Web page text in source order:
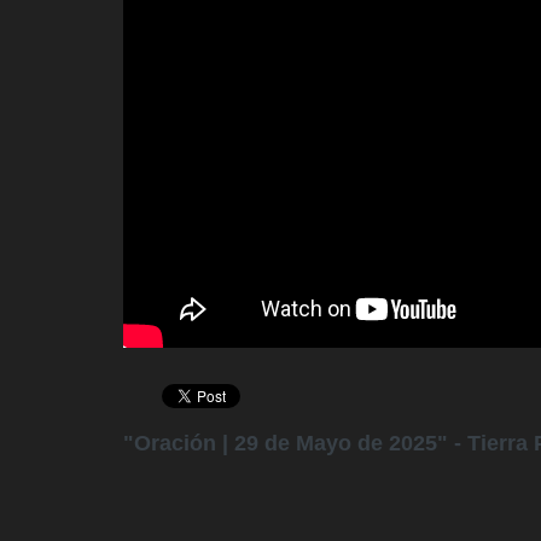
"Oración | 29 de Mayo de 2025" - Tierra